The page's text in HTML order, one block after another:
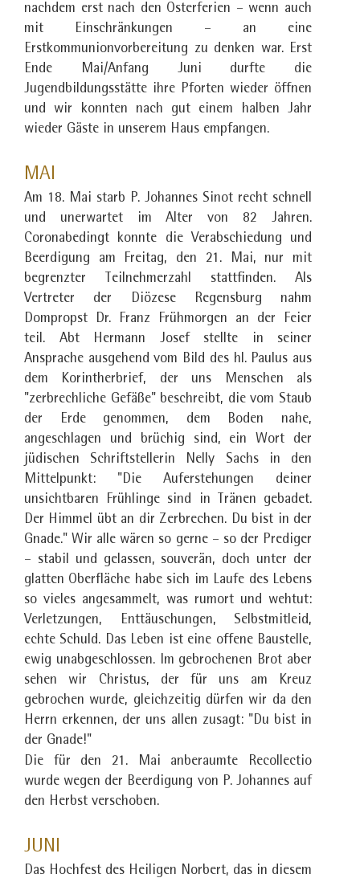
nachdem erst nach den Osterferien – wenn auch
mit Einschränkungen – an eine
Erstkommunionvorbereitung zu denken war. Erst
Ende Mai/Anfang Juni durfte die
Jugendbildungsstätte ihre Pforten wieder öffnen
und wir konnten nach gut einem halben Jahr
wieder Gäste in unserem Haus empfangen.
MAI
Am 18. Mai starb P. Johannes Sinot recht schnell
und unerwartet im Alter von 82 Jahren.
Coronabedingt konnte die Verabschiedung und
Beerdigung am Freitag, den 21. Mai, nur mit
begrenzter Teilnehmerzahl stattfinden. Als
Vertreter der Diözese Regensburg nahm
Dompropst Dr. Franz Frühmorgen an der Feier
teil. Abt Hermann Josef stellte in seiner
Ansprache ausgehend vom Bild des hl. Paulus aus
dem Korintherbrief, der uns Menschen als
"zerbrechliche Gefäße" beschreibt, die vom Staub
der Erde genommen, dem Boden nahe,
angeschlagen und brüchig sind, ein Wort der
jüdischen Schriftstellerin Nelly Sachs in den
Mittelpunkt: "Die Auferstehungen deiner
unsichtbaren Frühlinge sind in Tränen gebadet.
Der Himmel übt an dir Zerbrechen. Du bist in der
Gnade." Wir alle wären so gerne – so der Prediger
– stabil und gelassen, souverän, doch unter der
glatten Oberfläche habe sich im Laufe des Lebens
so vieles angesammelt, was rumort und wehtut:
Verletzungen, Enttäuschungen, Selbstmitleid,
echte Schuld. Das Leben ist eine offene Baustelle,
ewig unabgeschlossen. Im gebrochenen Brot aber
sehen wir Christus, der für uns am Kreuz
gebrochen wurde, gleichzeitig dürfen wir da den
Herrn erkennen, der uns allen zusagt: "Du bist in
der Gnade!"
Die für den 21. Mai anberaumte Recollectio
wurde wegen der Beerdigung von P. Johannes auf
den Herbst verschoben.
JUNI
Das Hochfest des Heiligen Norbert, das in diesem